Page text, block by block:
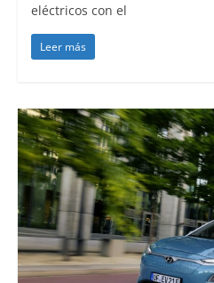
eléctricos con el
Leer más